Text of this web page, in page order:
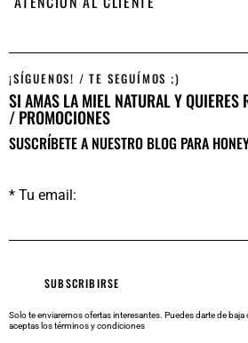
¡SÍGUENOS! / TE SEGUÍMOS ;)
SI AMAS LA MIEL NATURAL Y QUIERES
/ PROMOCIONES
SUSCRÍBETE A NUESTRO BLOG PARA
* Tu email:
Solo te enviaremos ofertas interesantes. Puedes darte de baja
aceptas lostérminos y condiciones